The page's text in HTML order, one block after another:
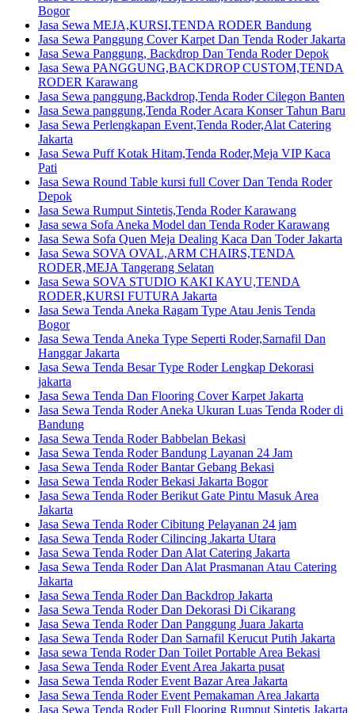
Bogor
Jasa Sewa MEJA,KURSI,TENDA RODER Bandung
Jasa Sewa Panggung Cover Karpet Dan Tenda Roder Jakarta
Jasa Sewa Panggung, Backdrop Dan Tenda Roder Depok
Jasa Sewa PANGGUNG,BACKDROP CUSTOM,TENDA
RODER Karawang
Jasa Sewa panggung,Backdrop,Tenda Roder Cilegon Banten
Jasa Sewa panggung,Tenda Roder Acara Konser Tahun Baru
Jasa Sewa Perlengkapan Event,Tenda Roder,Alat Catering
Jakarta
Jasa Sewa Puff Kotak Hitam,Tenda Roder,Meja VIP Kaca
Pati
Jasa Sewa Round Table kursi full Cover Dan Tenda Roder
Depok
Jasa Sewa Rumput Sintetis,Tenda Roder Karawang
Jasa sewa Sofa Aneka Model dan Tenda Roder Karawang
Jasa Sewa Sofa Quen Meja Dealing Kaca Dan Toder Jakarta
Jasa Sewa SOVA OVAL,ARM CHAIRS,TENDA
RODER,MEJA Tangerang Selatan
Jasa Sewa SOVA STUDIO KAKI KAYU,TENDA
RODER,KURSI FUTURA Jakarta
Jasa Sewa Tenda Aneka Ragam Type Atau Jenis Tenda
Bogor
Jasa Sewa Tenda Aneka Type Seperti Roder,Sarnafil Dan
Hanggar Jakarta
Jasa Sewa Tenda Besar Type Roder Lengkap Dekorasi
jakarta
Jasa Sewa Tenda Dan Flooring Cover Karpet Jakarta
Jasa Sewa Tenda Roder Aneka Ukuran Luas Tenda Roder di
Bandung
Jasa Sewa Tenda Roder Babbelan Bekasi
Jasa Sewa Tenda Roder Bandung Layanan 24 Jam
Jasa Sewa Tenda Roder Bantar Gebang Bekasi
Jasa Sewa Tenda Roder Bekasi Jakarta Bogor
Jasa Sewa Tenda Roder Berikut Gate Pintu Masuk Area
Jakarta
Jasa Sewa Tenda Roder Cibitung Pelayanan 24 jam
Jasa Sewa Tenda Roder Cilincing Jakarta Utara
Jasa Sewa Tenda Roder Dan Alat Catering Jakarta
Jasa Sewa Tenda Roder Dan Alat Prasmanan Atau Catering
Jakarta
Jasa Sewa Tenda Roder Dan Backdrop Jakarta
Jasa Sewa Tenda Roder Dan Dekorasi Di Cikarang
Jasa Sewa Tenda Roder Dan Panggung Juara Jakarta
Jasa Sewa Tenda Roder Dan Sarnafil Kerucut Putih Jakarta
Jasa sewa Tenda Roder Dan Toilet Portable Area Bekasi
Jasa Sewa Tenda Roder Event Area Jakarta pusat
Jasa Sewa Tenda Roder Event Bazar Area Jakarta
Jasa Sewa Tenda Roder Event Pemakaman Area Jakarta
Jasa Sewa Tenda Roder Full Flooring Rumput Sintetis Jakarta